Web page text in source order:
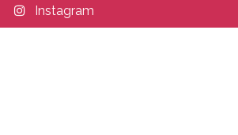
Instagram